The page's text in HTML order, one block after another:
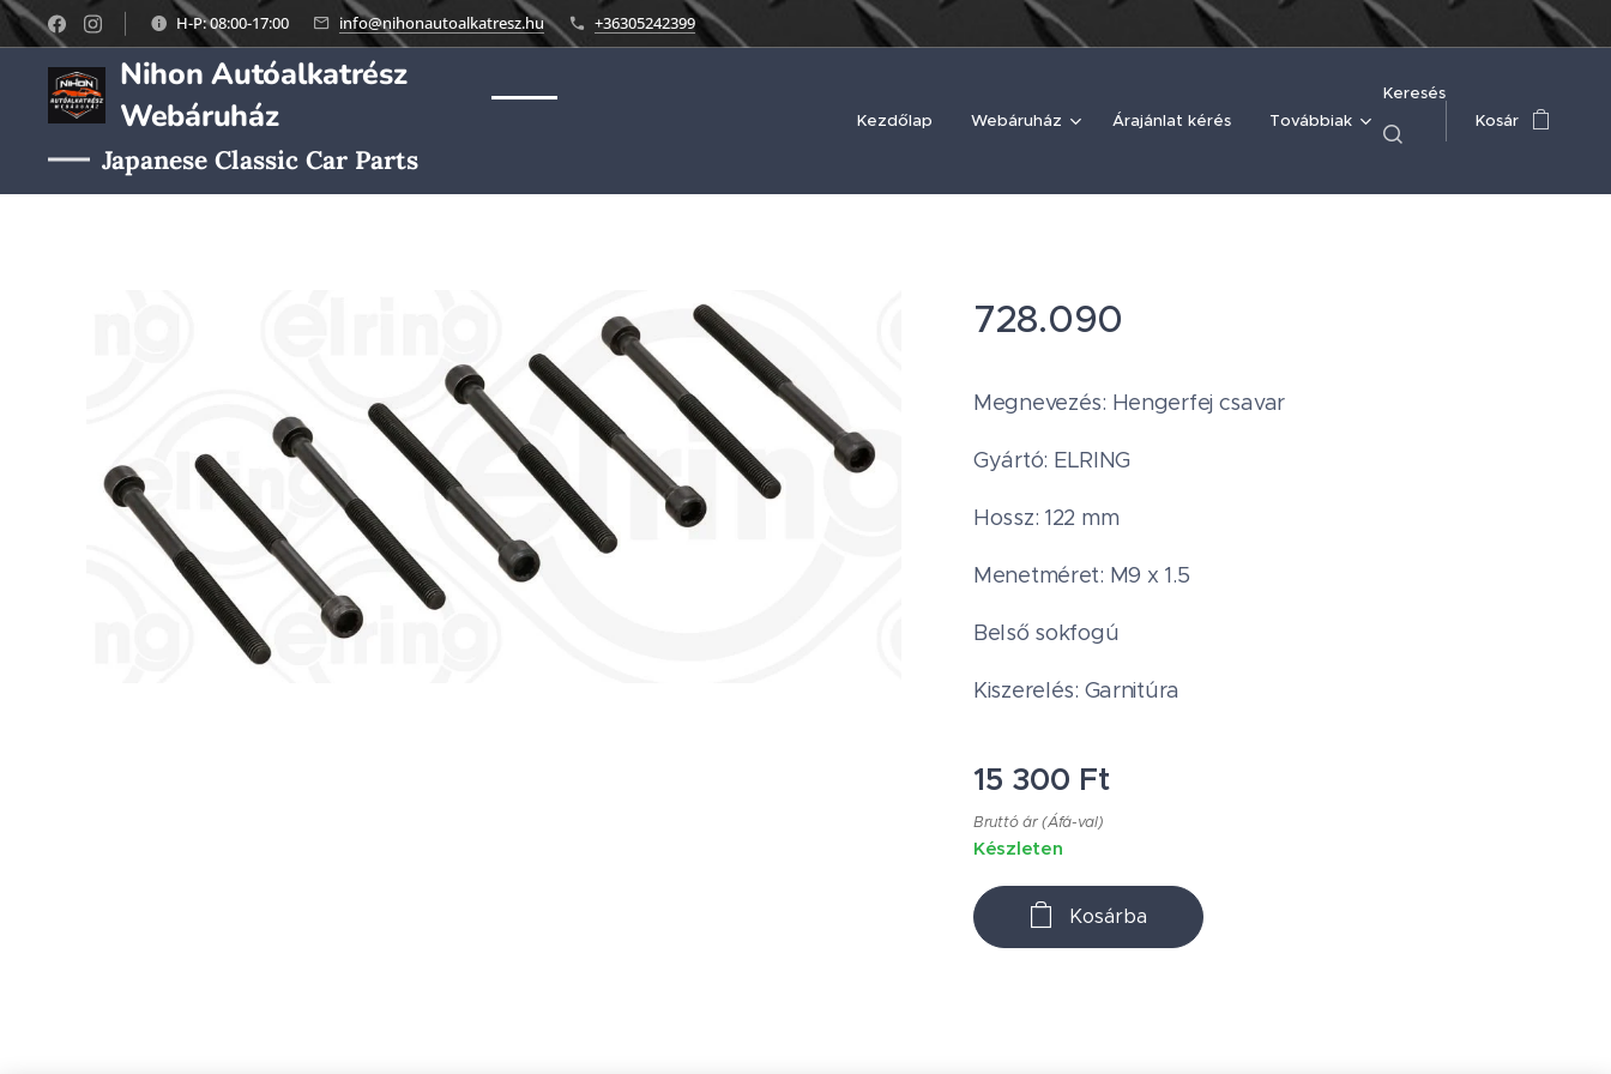
H-P: 08:00-17:00 info@nihonautoalkatresz.hu +36305242399
Nihon Autóalkatrész
Webáruház
Japanese Classic Car Parts
Kezdőlap Webáruház Árajánlat kérés Továbbiak
Keresés
Kosár
728.090
Megnevezés: Hengerfej csavar
Gyártó: ELRING
Hossz: 122 mm
Menetméret: M9 x 1.5
Belső sokfogú
Kiszerelés: Garnitúra
15 300 Ft
Bruttó ár (Áfá-val)
Készleten
Kosárba